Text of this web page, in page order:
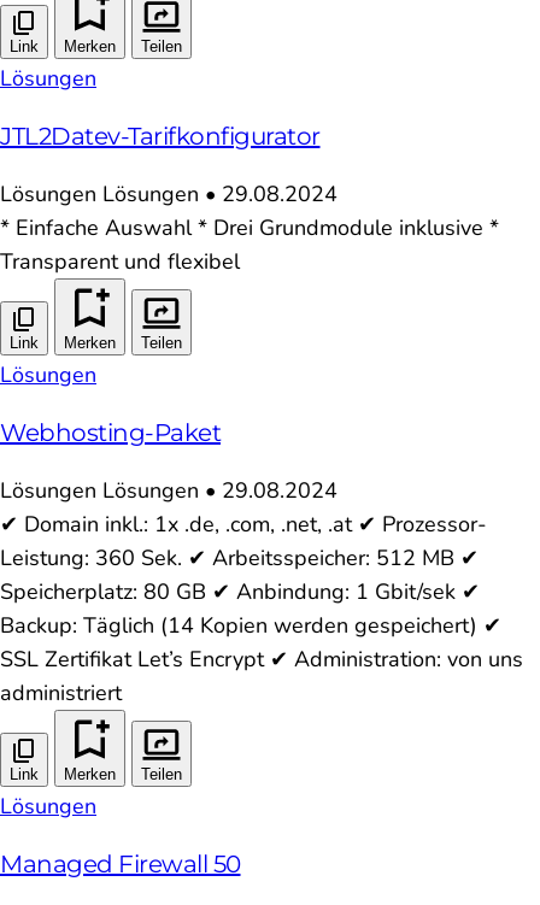
Link Merken Teilen
Lösungen
JTL2Datev-Tarifkonfigurator
Lösungen Lösungen • 29.08.2024
* Einfache Auswahl * Drei Grundmodule inklusive *
Transparent und flexibel
Link Merken Teilen
Lösungen
Webhosting-Paket
Lösungen Lösungen • 29.08.2024
✔ Domain inkl.: 1x .de, .com, .net, .at ✔ Prozessor-
Leistung: 360 Sek. ✔ Arbeitsspeicher: 512 MB ✔
Speicherplatz: 80 GB ✔ Anbindung: 1 Gbit/sek ✔
Backup: Täglich (14 Kopien werden gespeichert) ✔
SSL Zertifikat Let’s Encrypt ✔ Administration: von uns
administriert
Link Merken Teilen
Lösungen
Managed Firewall 50